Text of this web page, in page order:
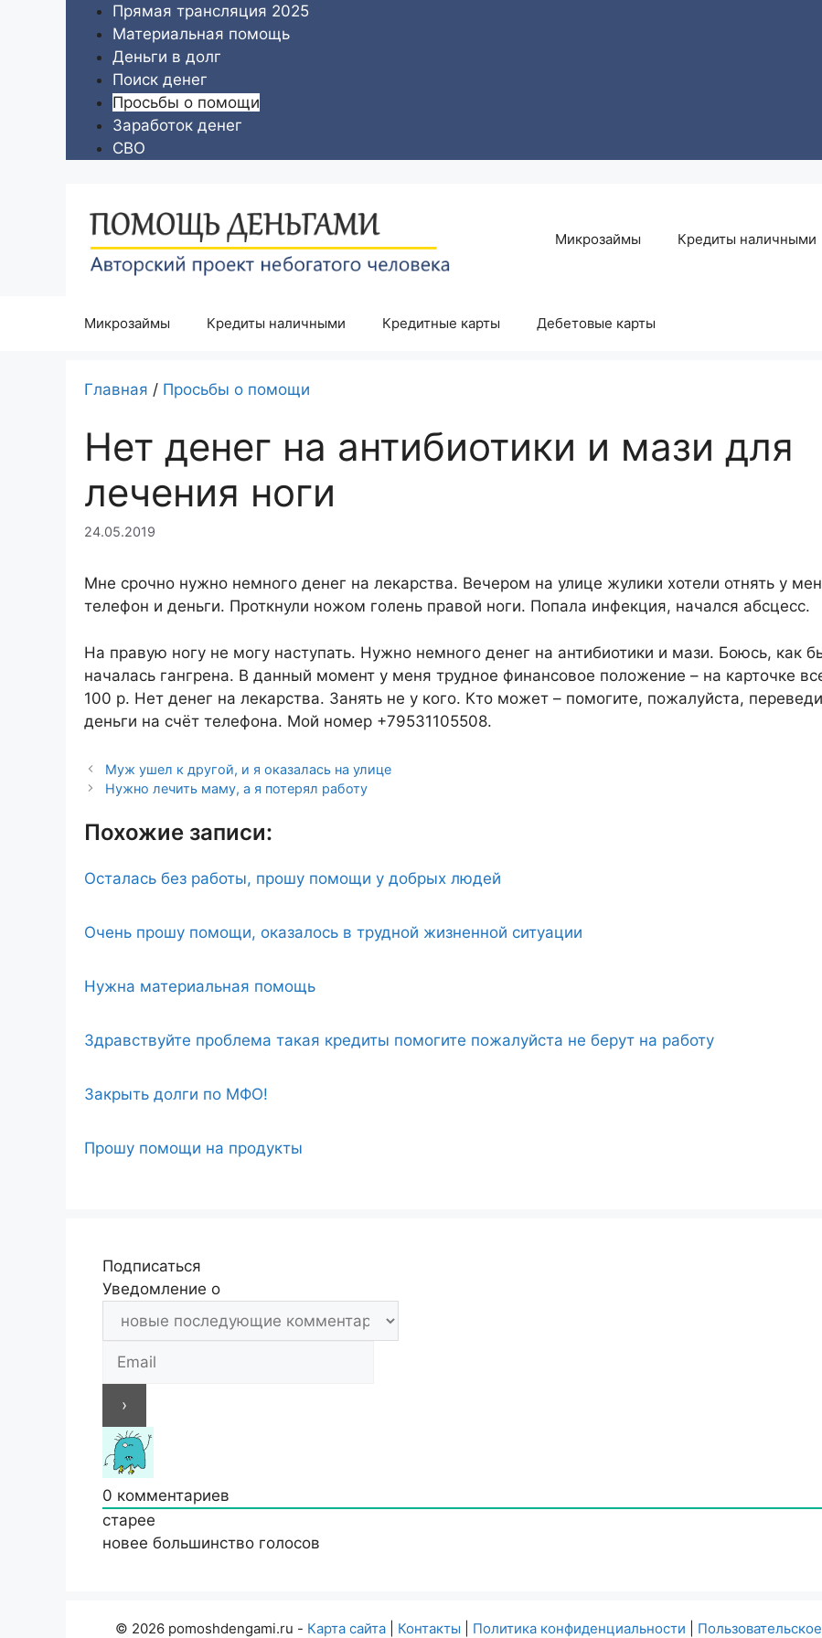
содержимому
Прямая трансляция 2025
Материальная помощь
Деньги в долг
Поиск денег
Просьбы о помощи
Заработок денег
СВО
Микрозаймы Кредиты наличными
Микрозаймы Кредиты наличными Кредитные карты Дебетовые карты
Главная / Просьбы о помощи
Нет денег на антибиотики и мази для
лечения ноги
24.05.2019
Мне срочно нужно немного денег на лекарства. Вечером на улице жулики хотели отнять у
телефон и деньги. Проткнули ножом голень правой ноги. Попала инфекция, начался абсцесс.
На правую ногу не могу наступать. Нужно немного денег на антибиотики и мази. Боюсь, как
началась гангрена. В данный момент у меня трудное финансовое положение – на карточке
100 р. Нет денег на лекарства. Занять не у кого. Кто может – помогите, пожалуйста,
деньги на счёт телефона. Мой номер +79531105508.
Муж ушел к другой, и я оказалась на улице
Нужно лечить маму, а я потерял работу
Похожие записи:
Осталась без работы, прошу помощи у добрых людей
Очень прошу помощи, оказалось в трудной жизненной ситуации
Нужна материальная помощь
Здравствуйте проблема такая кредиты помогите пожалуйста не берут на работу
Закрыть долги по МФО!
Прошу помощи на продукты
Подписаться
Уведомление о
0 комментариев
старее
новее большинство голосов
© 2026 pomoshdengami.ru - Карта сайта Контакты Политика конфиденциальности